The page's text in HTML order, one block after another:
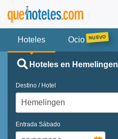
Hoteles Ocio
Hoteles en Hemelingen
Destino / Hotel
Entrada Sábado